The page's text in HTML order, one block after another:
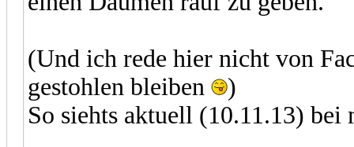
(Und ich rede hier nicht von
gestohlen bleiben
)
So siehts aktuell (10.11.13) bei